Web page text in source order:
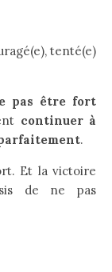
tenté(e)
pas être fort
continuer à
.
Et la victoire
de ne pas